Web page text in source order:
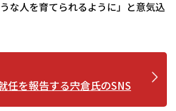
な人を育てられるように」と意気込
任を報告する宍倉氏のSNS